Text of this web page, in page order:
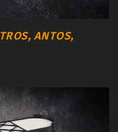
ANTOS,